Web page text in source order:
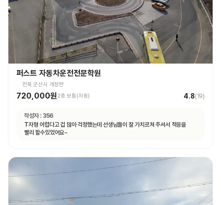
퍼스트 자동차운전전문학원
전북 군산시 개정면
720,000원2종 보통(자동) 4.8(19)
작성자 : 356
T자형 어렵다고 겁 많아 걱정했는데 선생님들이 잘 가치르쳐 주셔서 적응을
빨리 할수있었어요~